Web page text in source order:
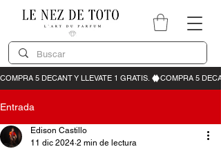
Entrada
Edison Castillo
11 dic 2024 2 min de lectura